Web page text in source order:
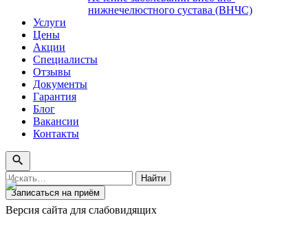
нижнечелюстного сустава (ВНЧС)
Услуги
Цены
Акции
Специалисты
Отзывы
Документы
Гарантия
Блог
Вакансии
Контакты
Поиск
по
сайту
Найти
Записаться на приём
Версия сайта для слабовидящих